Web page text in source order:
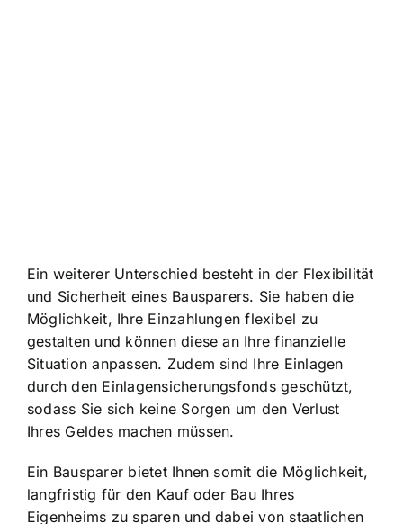
Ein weiterer Unterschied besteht in der Flexibilität
und Sicherheit eines Bausparers. Sie haben die
Möglichkeit, Ihre Einzahlungen flexibel zu
gestalten und können diese an Ihre finanzielle
Situation anpassen. Zudem sind Ihre Einlagen
durch den Einlagensicherungsfonds geschützt,
sodass Sie sich keine Sorgen um den Verlust
Ihres Geldes machen müssen.
Ein Bausparer bietet Ihnen somit die Möglichkeit,
langfristig für den Kauf oder Bau Ihres
Eigenheims zu sparen und dabei von staatlichen